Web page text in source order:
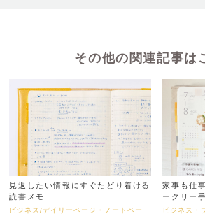
その他の関連記事は
見返したい情報にすぐたどり着ける
読書メモ
ビジネス/デイリーページ・ノートペー
家事も仕
ークリー
ビジネス・